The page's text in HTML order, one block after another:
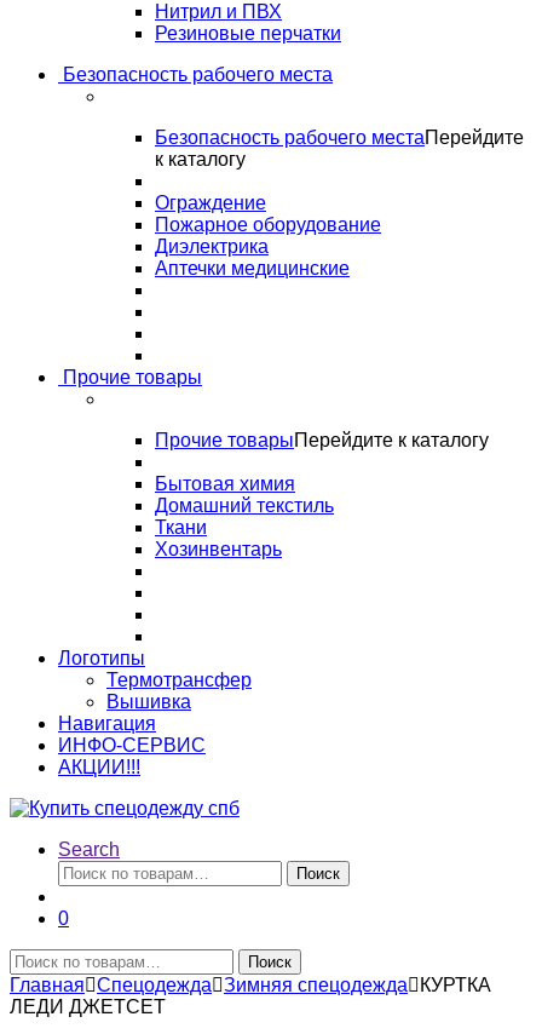
Нитрил и ПВХ
Резиновые перчатки
Безопасность рабочего места
Безопасность рабочего местаПерейдите
к каталогу
Ограждение
Пожарное оборудование
Диэлектрика
Аптечки медицинские
Прочие товары
Прочие товарыПерейдите к каталогу
Бытовая химия
Домашний текстиль
Ткани
Хозинвентарь
Логотипы
Термотрансфер
Вышивка
Навигация
ИНФО-СЕРВИС
АКЦИИ!!!
Search
Искать:
Поиск
0
Искать:
Поиск
Главная Спецодежда Зимняя спецодежда
КУРТКА
ЛЕДИ ДЖЕТСЕТ